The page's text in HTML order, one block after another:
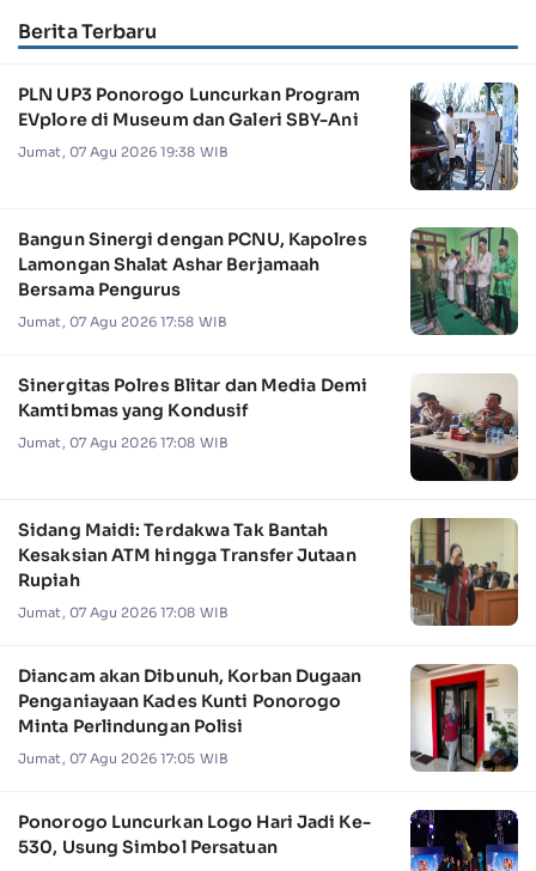
Berita Terbaru
PLN UP3 Ponorogo Luncurkan Program
EVplore di Museum dan Galeri SBY-Ani
Jumat, 07 Agu 2026 19:38 WIB
Bangun Sinergi dengan PCNU, Kapolres
Lamongan Shalat Ashar Berjamaah
Bersama Pengurus
Jumat, 07 Agu 2026 17:58 WIB
Sinergitas Polres Blitar dan Media Demi
Kamtibmas yang Kondusif
Jumat, 07 Agu 2026 17:08 WIB
Sidang Maidi: Terdakwa Tak Bantah
Kesaksian ATM hingga Transfer Jutaan
Rupiah
Jumat, 07 Agu 2026 17:08 WIB
Diancam akan Dibunuh, Korban Dugaan
Penganiayaan Kades Kunti Ponorogo
Minta Perlindungan Polisi
Jumat, 07 Agu 2026 17:05 WIB
Ponorogo Luncurkan Logo Hari Jadi Ke-
530, Usung Simbol Persatuan